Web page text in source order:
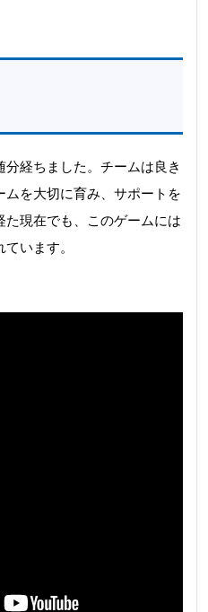
経ちました。チームは良き
を大切に育み、サポートを
現在でも、このゲームには
います。